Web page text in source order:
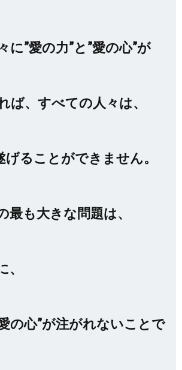
に”愛の力”と”愛の心”が
ば、すべての人々は、
げることができません。
最も大きな問題は、
の心”が注がれないことで